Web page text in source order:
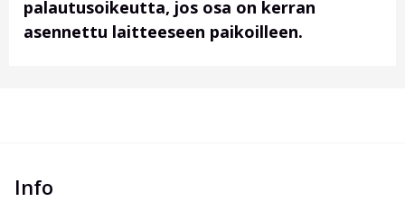
palautusoikeutta, jos osa on kerran
asennettu laitteeseen paikoilleen.
Info